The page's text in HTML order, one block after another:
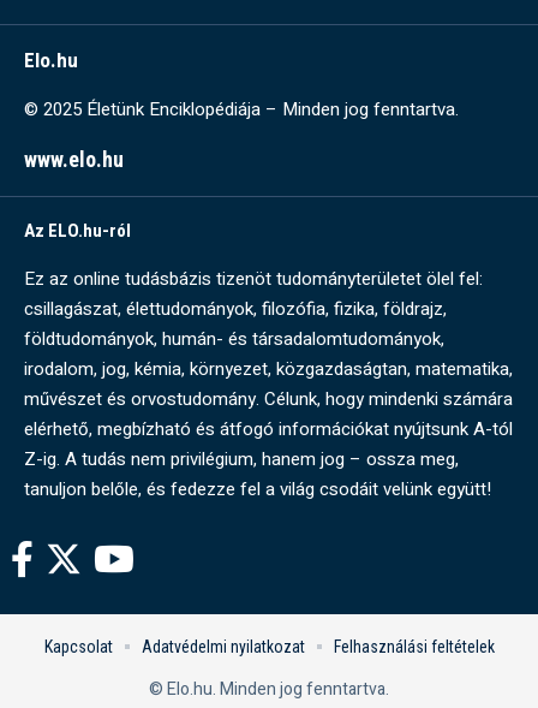
Elo.hu
© 2025 Életünk Enciklopédiája – Minden jog fenntartva.
www.elo.hu
Az ELO.hu-ról
Ez az online tudásbázis tizenöt tudományterületet ölel fel:
csillagászat, élettudományok, filozófia, fizika, földrajz,
földtudományok, humán- és társadalomtudományok,
irodalom, jog, kémia, környezet, közgazdaságtan, matematika,
művészet és orvostudomány. Célunk, hogy mindenki számára
elérhető, megbízható és átfogó információkat nyújtsunk A-tól
Z-ig. A tudás nem privilégium, hanem jog – ossza meg,
tanuljon belőle, és fedezze fel a világ csodáit velünk együtt!
© Elo.hu. Minden jog fenntartva.
Kapcsolat Adatvédelmi nyilatkozat Felhasználási feltételek